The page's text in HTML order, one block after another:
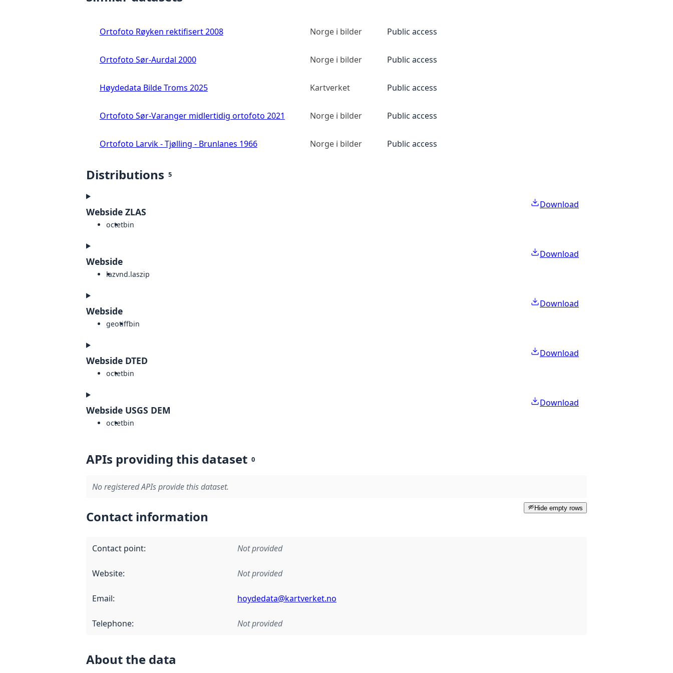
Ortofoto Røyken rektifisert 2008 Norge i bilder Public access
Ortofoto Sør-Aurdal 2000 Norge i bilder Public access
Høydedata Bilde Troms 2025 Kartverket Public access
Ortofoto Sør-Varanger midlertidig ortofoto 2021 Norge i bilder Public access
Ortofoto Larvik - Tjølling - Brunlanes 1966 Norge i bilder Public access
Distributions 5
Webside ZLAS
octetbin
Download
Webside
lazvnd.laszip
Download
Webside
geotiffbin
Download
Webside DTED
octetbin
Download
Webside USGS DEM
octetbin
Download
APIs providing this dataset 0
No registered APIs provide this dataset.
Hide empty rows
Contact information
Contact point: Not provided
Website: Not provided
Email: hoydedata@kartverket.no
Telephone: Not provided
About the data